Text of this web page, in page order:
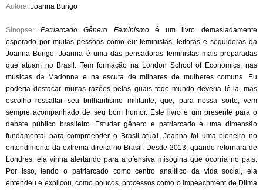
Autora: Joanna Burigo
Sinopse: Patriarcado Gênero Feminismoé um livro demasiadamente
esperado por muitas pessoas como eu: feministas, leitoras e seguidoras da
Joanna Burigo. Joanna é uma das pensadoras feministas mais preparadas
que atuam no Brasil. Tem formação na London School of Economics, nas
músicas da Madonna e na escuta de milhares de mulheres comuns. Eu
poderia destacar muitas razões pelas quais todo mundo deveria lê-la, mas
escolho ressaltar seu brilhantismo militante, que, para nossa sorte, vem
sempre acompanhado de seu bom humor. Este livro é um presente para o
debate público brasileiro. Estudar gênero e patriarcado é uma dimensão
fundamental para compreender o Brasil atual. Joanna foi uma pioneira no
entendimento da extrema-direita no Brasil. Desde 2013, quando retornara de
Londres, ela vinha alertando para a ofensiva misógina que ocorria no país.
Por isso, tendo o patriarcado como centro analítico da vida social, ela
entendeu e explicou, como poucos, processos como o impeachment de Dilma